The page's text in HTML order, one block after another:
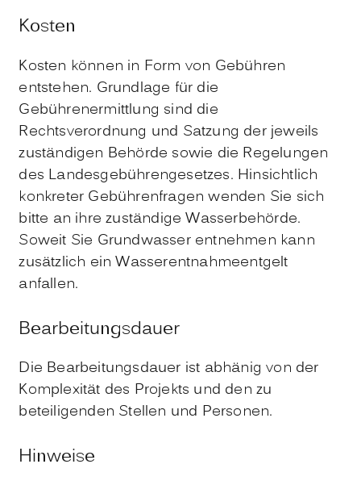
Kosten
Kosten können in Form von Gebühren
entstehen. Grundlage für die
Gebührenermittlung sind die
Rechtsverordnung und Satzung der jeweils
zuständigen Behörde sowie die Regelungen
des Landesgebührengesetzes. Hinsichtlich
konkreter Gebührenfragen wenden Sie sich
bitte an ihre zuständige Wasserbehörde.
Soweit Sie Grundwasser entnehmen kann
zusätzlich ein Wasserentnahmeentgelt
anfallen.
Bearbeitungsdauer
Die Bearbeitungsdauer ist abhänig von der
Komplexität des Projekts und den zu
beteiligenden Stellen und Personen.
Hinweise